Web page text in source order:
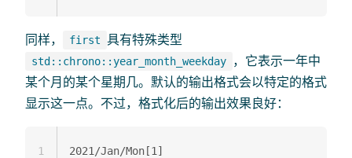
同样， first 具有特殊类型
std::chrono::year_month_weekday
，它表示一年中
某个月的某个星期几。默认的输出格式会以特定的格式
显示这一点。不过，格式化后的输出效果良好：
2021/Jan/Mon[1]
1